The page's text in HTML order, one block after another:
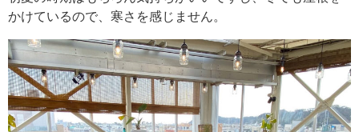
かけているので、寒さを感じません。